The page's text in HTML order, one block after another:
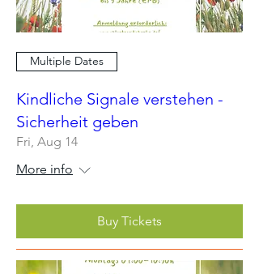
Multiple Dates
Kindliche Signale verstehen -
Sicherheit geben
Fri, Aug 14
More info
Buy Tickets